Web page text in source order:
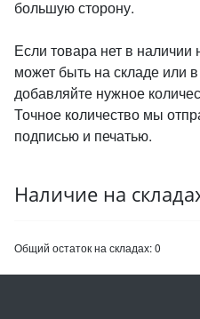
большую сторону.
Если товара нет в наличии
может быть на складе или
добавляйте нужное
Точное количество мы
подписью и печатью.
Наличие на
Общий остаток на складах:0